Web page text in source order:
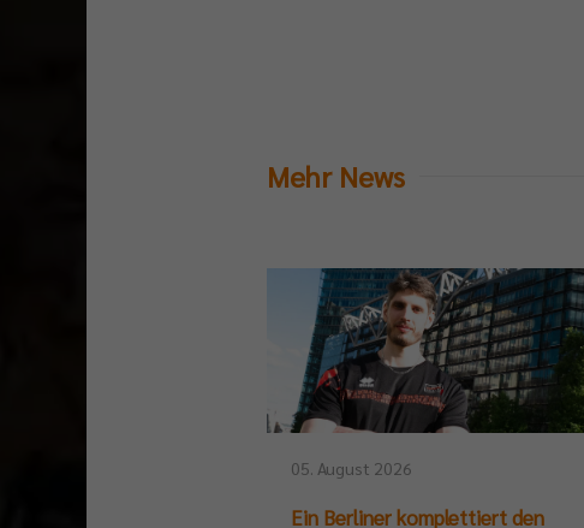
Mehr News
05. August 2026
Ein Berliner komplettiert den